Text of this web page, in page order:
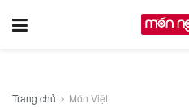
Trang chủ Món Việt